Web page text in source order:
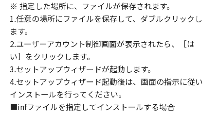
CORRECTION. SOME STATES OR LEGAL
JURISDICTIONS DO NOT ALLOW THE
EXCLUSION OF IMPLIED WARRANTIES, SO
THE ABOVE EXCLUSION MAY NOT APPLY TO
YOU.
THIS WARRANTY GIVES YOU SPECIFIC LEGAL
RIGHTS AND YOU MAY ALSO HAVE OTHER
RIGHTS WHICH VARY FROM STATE TO STATE
OR JURISDICTION TO JURISDICTION.
※ 指定した場所に、ファイルが保存されます。
1.任意の場所にファイルを保存して、ダブルクリックし
ます。
2.ユーザーアカウント制御画面が表示されたら、［は
い］をクリックします。
3.セットアップウィザードが起動します。
4.セットアップウィザード起動後は、画面の指示に従い
インストールを行ってください。
■infファイルを指定してインストールする場合